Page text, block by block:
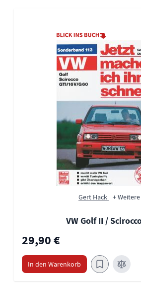
Gert Hack + Weitere
VW Golf II /
29,90 €
In den Warenkorb